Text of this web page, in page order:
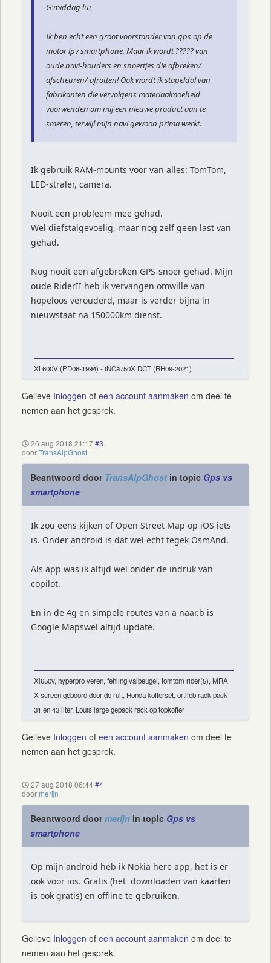
G'middag lui,
Ik ben echt een groot voorstander van gps op de
motor ipv smartphone. Maar ik wordt ????? van
oude navi-houders en snoertjes die afbreken/
afscheuren/ afrotten! Ook wordt ik stapeldol van
fabrikanten die vervolgens materiaalmoeheid
voorwenden om mij een nieuwe product aan te
smeren, terwijl mijn navi gewoon prima werkt.
Ik gebruik RAM-mounts voor van alles: TomTom,
LED-straler, camera.
Nooit een probleem mee gehad.
Wel diefstalgevoelig, maar nog zelf geen last van
gehad.
Nog nooit een afgebroken GPS-snoer gehad. Mijn
oude RiderII heb ik vervangen omwille van
hopeloos verouderd, maar is verder bijna in
nieuwstaat na 150000km dienst.
XL600V (PD06-1994) - iNCa750X DCT (RH09-2021)
Gelieve Inloggen of een account aanmaken om deel te
nemen aan het gesprek.
26 aug 2018 21:17 #3
doorTransAlpGhost
Beantwoord door TransAlpGhost in topic Gps vs
smartphone
Ik zou eens kijken of Open Street Map op iOS iets
is. Onder android is dat wel echt tegek OsmAnd.
Als app was ik altijd wel onder de indruk van
copilot.
En in de 4g en simpele routes van a naar.b is
Google Mapswel altijd update.
Xl650v, hyperpro veren, fehling valbeugel, tomtom rider(5), MRA
X screen geboord door de ruit, Honda kofferset, ortlieb rack pack
31 en 43 liter, Louis large gepack rack op topkoffer
Gelieve Inloggen of een account aanmaken om deel te
nemen aan het gesprek.
27 aug 2018 06:44 #4
doormerijn
Beantwoord doormerijn in topic Gps vs
smartphone
Op mijn android heb ik Nokia here app, het is er
ook voor ios. Gratis (het downloaden van kaarten
is ook gratis) en offline te gebruiken.
Gelieve Inloggen of een account aanmaken om deel te
nemen aan het gesprek.